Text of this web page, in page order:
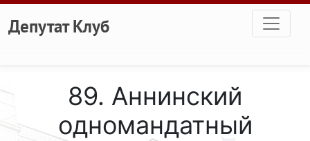
Перейти к основному содержанию
Депутат Клуб
89. Аннинский
одномандатный